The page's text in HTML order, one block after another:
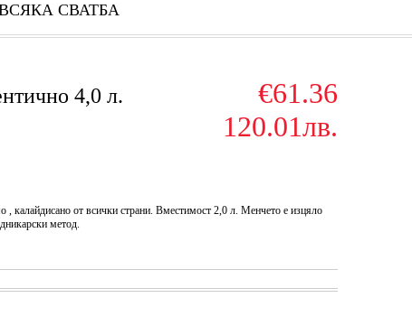
СВАТБА
4,0 л.
€61.36
120.01лв.
, калайдисано от всички страни. Вместимост 2,0 л. Менчето е изцяло
метод.